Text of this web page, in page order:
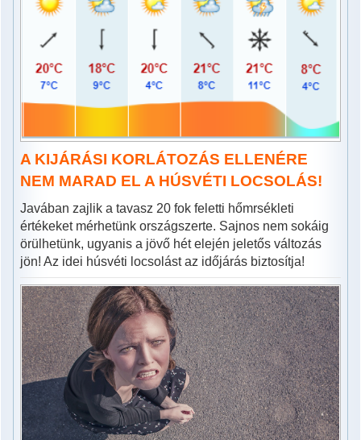
A KIJÁRÁSI KORLÁTOZÁS ELLENÉRE
NEM MARAD EL A HÚSVÉTI LOCSOLÁS!
Javában zajlik a tavasz 20 fok feletti hőmrsékleti
értékeket mérhetünk országszerte. Sajnos nem sokáig
örülhetünk, ugyanis a jövő hét elején jeletős változás
jön! Az idei húsvéti locsolást az időjárás biztosítja!